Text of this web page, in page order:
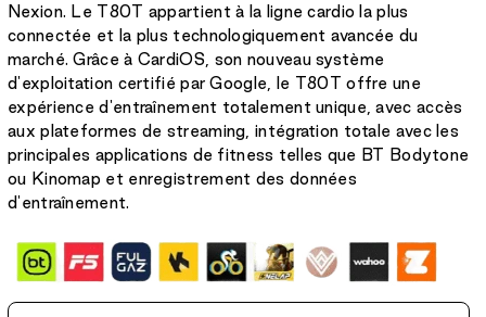
Nexion. Le T80T appartient à la ligne cardio la plus
connectée et la plus technologiquement avancée du
marché. Grâce à CardiOS, son nouveau système
d'exploitation certifié par Google, le T80T offre une
expérience d'entraînement totalement unique, avec accès
aux plateformes de streaming, intégration totale avec les
principales applications de fitness telles que BT Bodytone
ou Kinomap et enregistrement des données
d'entraînement.